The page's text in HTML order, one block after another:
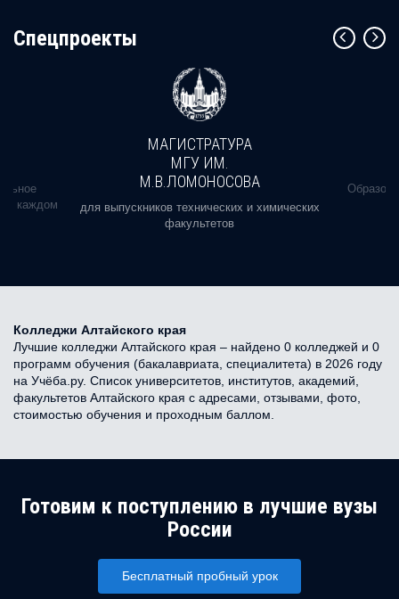
Cпецпроекты
в каждом
МАГИСТРАТУРА
МГУ ИМ.
М.В.ЛОМОНОСОВА
для выпускников технических и химических
факультетов
Колледжи Алтайского края
Лучшие колледжи Алтайского края – найдено 0 колледжей и 0
программ обучения (бакалавриата, специалитета) в 2026 году
на Учёба.ру. Список университетов, институтов, академий,
факультетов Алтайского края с адресами, отзывами, фото,
стоимостью обучения и проходным баллом.
Готовим к поступлению в лучшие вузы
России
Бесплатный пробный урок